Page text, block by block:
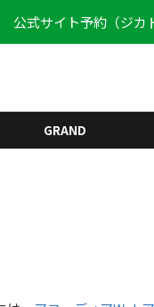
公式サイト予約（ジカ
GRAND